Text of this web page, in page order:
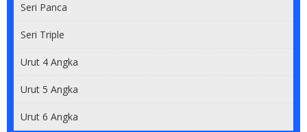
Seri Panca
Seri Triple
Urut 4 Angka
Urut 5 Angka
Urut 6 Angka